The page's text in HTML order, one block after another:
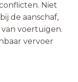
Niet
de aanschaf,
voertuigen.
vervoer